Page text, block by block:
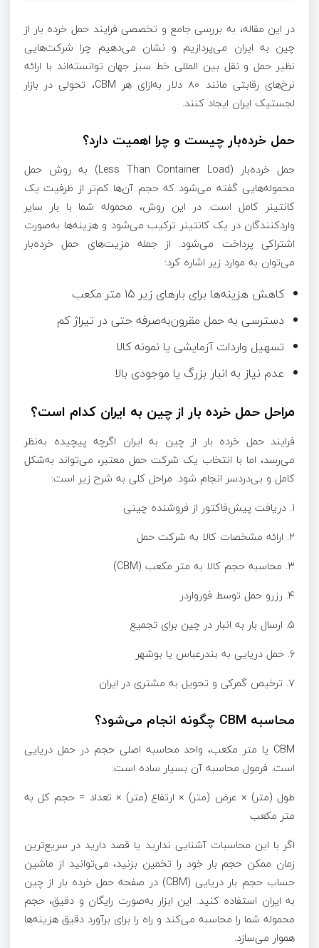
در این مقاله، به بررسی جامع و تخصصی فرایند حمل خرده ‌بار از
چین به ایران می‌پردازیم و نشان می‌دهیم چرا شرکت‌هایی
نظیر حمل و نقل بین المللی خط سبز جهان توانسته‌اند با ارائه
نرخ‌های رقابتی مانند ۸۰ دلار به‌ازای هر CBM، تحولی در بازار
لجستیک ایران ایجاد کنند.
حمل خرده‌بار چیست و چرا اهمیت دارد؟
حمل خرده‌بار (Less Than Container Load) به روش حمل
محموله‌هایی گفته می‌شود که حجم آن‌ها کم‌تر از ظرفیت یک
کانتینر کامل است. در این روش، محموله شما با بار سایر
واردکنندگان در یک کانتینر ترکیب می‌شود و هزینه‌ها به‌صورت
اشتراکی پرداخت می‌شود. از جمله مزیت‌های حمل خرده‌بار
می‌توان به موارد زیر اشاره کرد:
کاهش هزینه‌ها برای بارهای زیر ۱۵ متر مکعب
دسترسی به حمل مقرون‌به‌صرفه حتی در تیراژ کم
تسهیل واردات آزمایشی یا نمونه کالا
عدم نیاز به انبار بزرگ یا موجودی بالا
مراحل حمل خرده ‌بار از چین به ایران کدام است؟
فرایند حمل خرده بار از چین به ایران اگرچه پیچیده به‌نظر
می‌رسد، اما با انتخاب یک شرکت حمل معتبر، می‌تواند به‌شکل
کامل و بی‌دردسر انجام شود. مراحل کلی به شرح زیر است:
۱. دریافت پیش‌فاکتور از فروشنده چینی
۲. ارائه مشخصات کالا به شرکت حمل
۳. محاسبه حجم کالا به متر مکعب (CBM)
۴. رزرو حمل توسط فورواردر
۵. ارسال بار به انبار در چین برای تجمیع
۶. حمل دریایی به بندرعباس یا بوشهر
۷. ترخیص گمرکی و تحویل به مشتری در ایران
محاسبه CBM چگونه انجام می‌شود؟
CBM یا متر مکعب، واحد محاسبه اصلی حجم در حمل دریایی
است. فرمول محاسبه آن بسیار ساده است:
طول (متر) × عرض (متر) × ارتفاع (متر) × تعداد = حجم کل به
متر مکعب
اگر با این محاسبات آشنایی ندارید یا قصد دارید در سریع‌ترین
زمان ممکن حجم بار خود را تخمین بزنید، می‌توانید از ماشین
حساب حجم بار دریایی (CBM) در صفحه حمل خرده بار از چین
به ایران استفاده کنید. این ابزار به‌صورت رایگان و دقیق، حجم
محموله شما را محاسبه می‌کند و راه را برای برآورد دقیق هزینه‌ها
هموار می‌سازد.